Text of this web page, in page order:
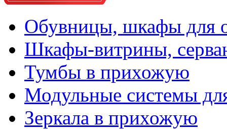
Обувницы, шкафы для
Шкафы-витрины,
Тумбы в прихожую
Модульные системы
Зеркала в прихожую